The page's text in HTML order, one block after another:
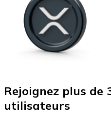
Rejoignez plus de
utilisateurs